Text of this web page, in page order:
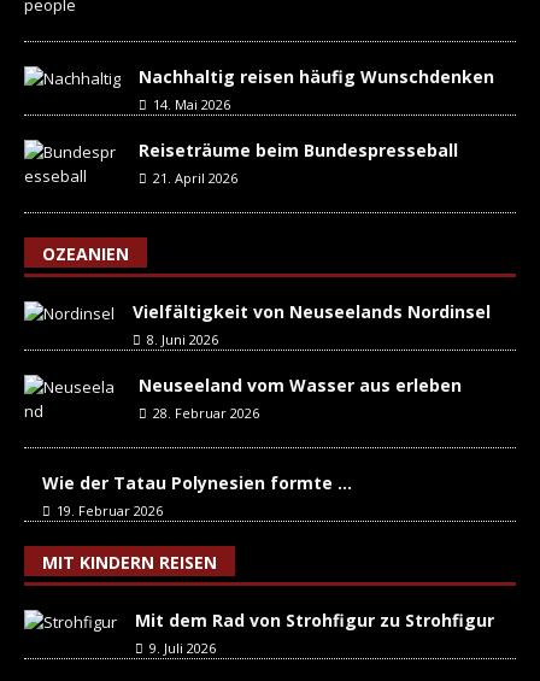
Nachhaltig reisen häufig Wunschdenken
14. Mai 2026
Reiseträume beim Bundespresseball
21. April 2026
OZEANIEN
Vielfältigkeit von Neuseelands Nordinsel
8. Juni 2026
Neuseeland vom Wasser aus erleben
28. Februar 2026
Wie der Tatau Polynesien formte …
19. Februar 2026
MIT KINDERN REISEN
Mit dem Rad von Strohfigur zu Strohfigur
9. Juli 2026